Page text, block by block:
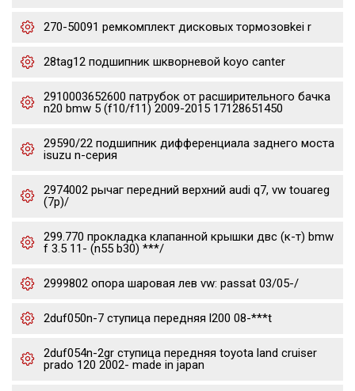
270-50091 ремкомплект дисковых тормозовkei r
28tag12 подшипник шкворневой koyo canter
2910003652600 патрубок от расширительного бачка
n20 bmw 5 (f10/f11) 2009-2015 17128651450
29590/22 подшипник дифференциала заднего моста
isuzu n-серия
2974002 рычаг передний верхний audi q7, vw touareg
(7p)/
299.770 прокладка клапанной крышки двс (к-т) bmw
f 3.5 11- (n55 b30) ***/
2999802 опора шаровая лев vw: passat 03/05-/
2duf050n-7 ступица передняя l200 08-***t
2duf054n-2gr ступица передняя toyota land cruiser
prado 120 2002- made in japan